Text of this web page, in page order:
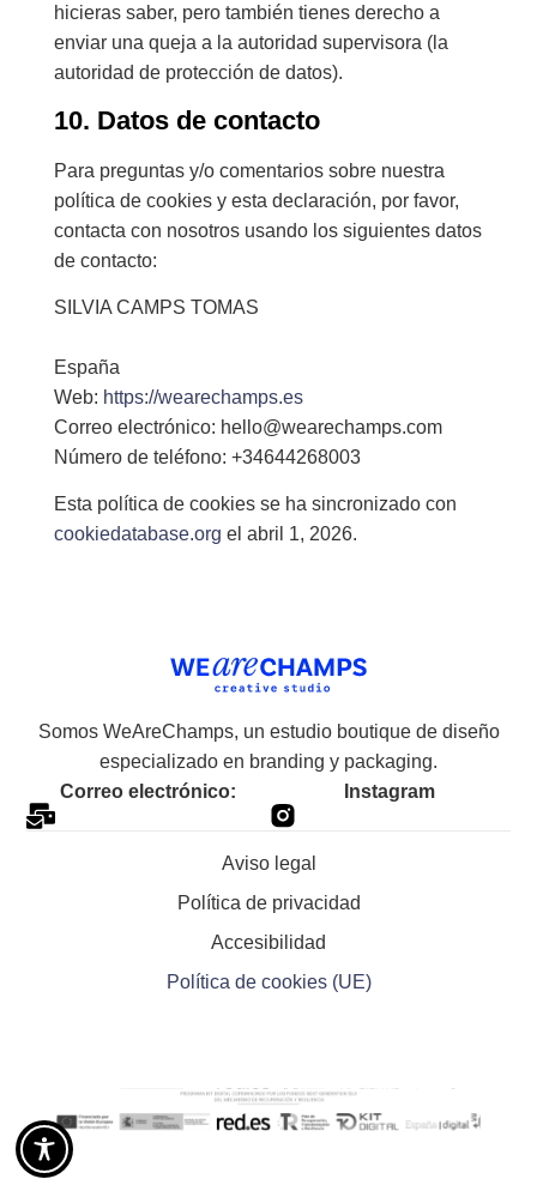
hicieras saber, pero también tienes derecho a
enviar una queja a la autoridad supervisora (la
autoridad de protección de datos).
10. Datos de contacto
Para preguntas y/o comentarios sobre nuestra
política de cookies y esta declaración, por favor,
contacta con nosotros usando los siguientes datos
de contacto:
SILVIA CAMPS TOMAS
España
Web: https://wearechamps.es
Correo electrónico: hello@wearechamps.com
Número de teléfono: +34644268003
Esta política de cookies se ha sincronizado con
cookiedatabase.org el abril 1, 2026.
Somos WeAreChamps, un estudio boutique de diseño
especializado en branding y packaging.
Correo electrónico:
Instagram
Aviso legal
Política de privacidad
Accesibilidad
Política de cookies (UE)